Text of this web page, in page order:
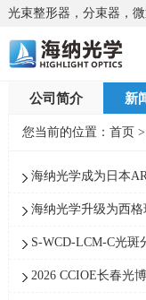
光束整形器，分束器，
太阳能模拟器，显微镜
晶体
公司简介 新
您当前的位置： 首页 >
海纳光学成为日本
业相机、工业镜头等
海纳光学升级为西格
区域客户提供技术咨询
S-WCD-LCM-C光
廓分析仪，DATARAY
2026 CCIOE长春光